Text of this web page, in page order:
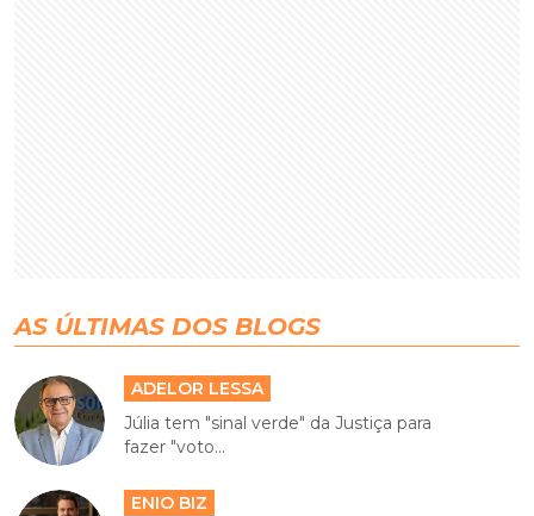
AS ÚLTIMAS DOS BLOGS
ADELOR LESSA
Júlia tem "sinal verde" da Justiça para
fazer "voto...
ENIO BIZ